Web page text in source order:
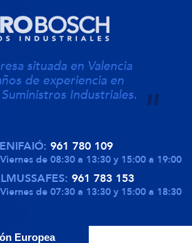
situada en Valencia
de experiencia en
Industriales.
961 780 109
de 08:30 a 13:30 y 15:00 a 19:00
961 783 153
de 07:30 a 13:30 y 15:00 a 18:30
Europea